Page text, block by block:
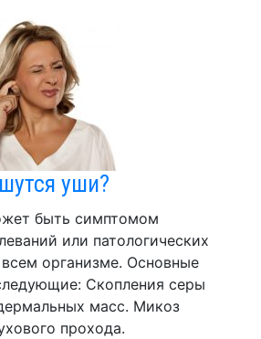
уши?
быть симптомом
или патологических
организме. Основные
Скопления серы
масс. Микоз
прохода.